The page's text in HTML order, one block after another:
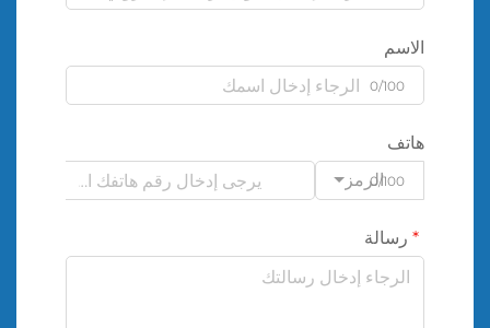
الاسم
0/100
هاتف
الرمز0/100
رسالة